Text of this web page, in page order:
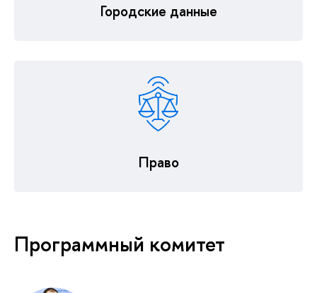
Городские данные
Право
Программный комитет